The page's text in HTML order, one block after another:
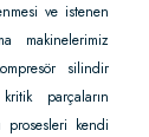
ve istenen
makinelerimiz
silindir
parçaların
prosesleri kendi